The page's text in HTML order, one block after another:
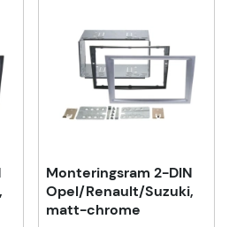
Monteringsram 2-DIN
Opel/Renault/Suzuki,
matt-chrome